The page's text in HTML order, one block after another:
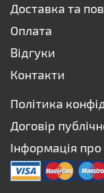
Доставка та
Оплата
Відгуки
Контакти
Політика
Договір
Інформація